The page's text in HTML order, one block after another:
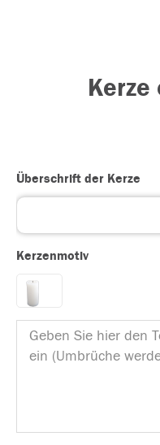
Überschrift der Kerze
Kerzenmotiv